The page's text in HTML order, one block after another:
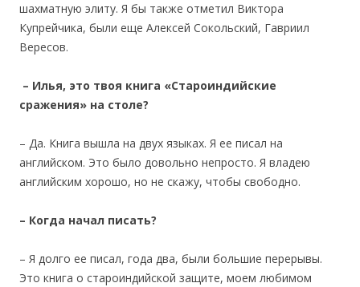
шахматную элиту. Я бы также отметил Виктора
Купрейчика, были еще Алексей Сокольский, Гавриил
Вересов.
– Илья, это твоя книга «Староиндийские
сражения» на столе?
– Да. Книга вышла на двух языках. Я ее писал на
английском. Это было довольно непросто. Я владею
английским хорошо, но не скажу, чтобы свободно.
– Когда начал писать?
– Я долго ее писал, года два, были большие перерывы.
Это книга о староиндийской защите, моем любимом